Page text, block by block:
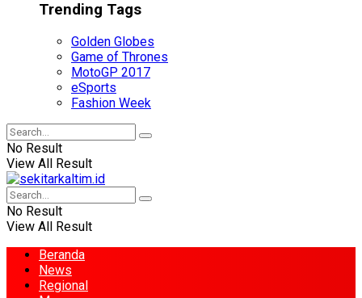
Trending Tags
Golden Globes
Game of Thrones
MotoGP 2017
eSports
Fashion Week
No Result
View All Result
No Result
View All Result
Beranda
News
Regional